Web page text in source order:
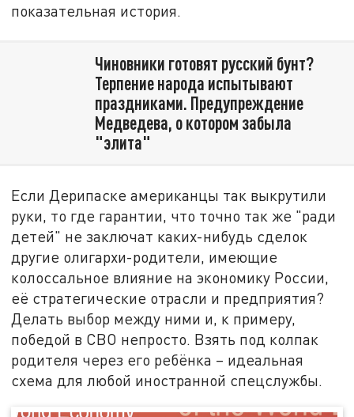
показательная история.
Чиновники готовят русский бунт?
Терпение народа испытывают
праздниками. Предупреждение
Медведева, о котором забыла
"элита"
Если Дерипаске американцы так выкрутили
руки, то где гарантии, что точно так же "ради
детей" не заключат каких-нибудь сделок
другие олигархи-родители, имеющие
колоссальное влияние на экономику России,
её стратегические отрасли и предприятия?
Делать выбор между ними и, к примеру,
победой в СВО непросто. Взять под колпак
родителя через его ребёнка – идеальная
схема для любой иностранной спецслужбы.